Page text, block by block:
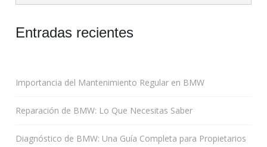
Entradas recientes
Importancia del Mantenimiento Regular en BMW
Reparación de BMW: Lo Que Necesitas Saber
Diagnóstico de BMW: Una Guía Completa para Propietarios